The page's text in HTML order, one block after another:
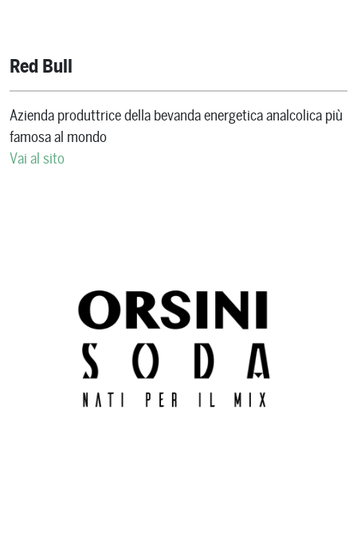
Red Bull
Azienda produttrice della bevanda energetica analcolica più
famosa al mondo
Vai al sito